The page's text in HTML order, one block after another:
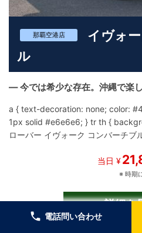
那覇空港店
イヴォ
ル
― 今では希少な存在。沖縄で楽
a { text-decoration: none; color: #464feb; } tr th, tr td { border:
1px solid #e6e6e6; } tr th { background-color: #f5f5f5; } レンジ
ローバー イヴォーク コンバーチブ
現在では新車販売も終了しており
ある一台」**として、特別感を求め
のデザイン性とキャラクターを気
クトSUVらしい扱いやすさと、レ
当日 ¥
※ 時期
詳細を
local_phone 電話問い合わせ